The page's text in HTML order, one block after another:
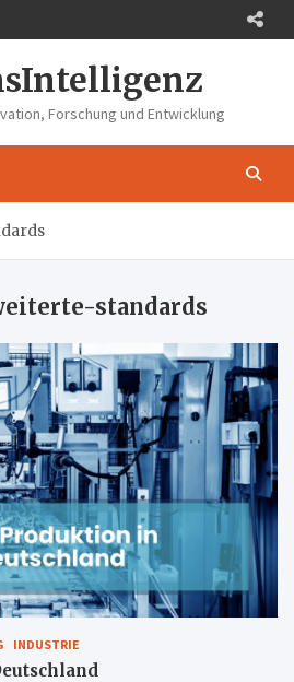
Forschung und Entwicklung
standards
INDUSTRIE